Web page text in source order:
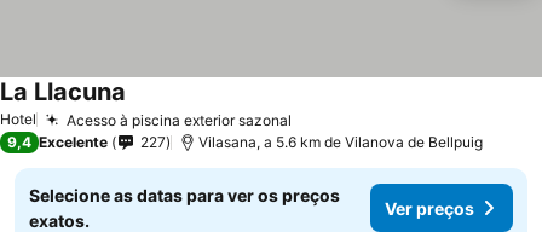
Hotel Acesso à piscina exterior sazonal
La Llacuna
9,4 Excelente 227 Vilasana, a 5.6 km de Vilanova de Bellpuig
Selecione as datas para ver os preços
exatos.
Ver preços